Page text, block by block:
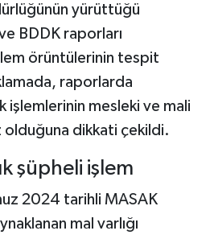
yürüttüğü
BDDK raporları
örüntülerinin tespit
raporlarda
işlemlerinin mesleki ve mali
dikkati çekildi.
şüpheli işlem
2024 tarihli MASAK
mal varlığı